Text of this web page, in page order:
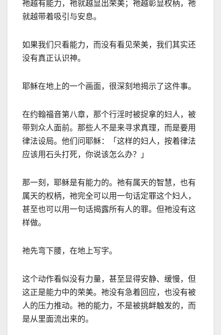
祂越有能力，祂就越显出荣美；祂越彰显权柄，祂
就越带着吸引与安息。
如果我们只看能力，而没有看见荣美，我们其实还
没有真正认识神。
耶稣在地上的一个画面，很深刻地揭示了这件事。
在约翰福音第八章，那个行淫时被捉拿的妇人，被
带到众人面前。那些人不是来寻求真理，而是要用
律法设局。他们问耶稣：「这样的妇人，按着律法
应该用石头打死，你说该怎么办？」
那一刻，耶稣是有能力的。祂有属天的智慧，也有
属天的权柄，祂完全可以用一句话定罪这个妇人，
甚至也可以用一句话揭露所有人的罪。但祂没有这
样做。
祂先弯下腰，在地上写字。
这个动作看似没有力量，甚至显得安静、缓慢，但
这正是能力中的荣美。祂没有急着回应，也没有被
人的压力推动。祂的能力，不是被挑衅触发的，而
是从里面流出来的。